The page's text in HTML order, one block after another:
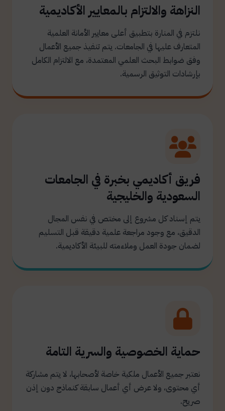
النزاهة والالتزام بالمعايير الأكاديمية
نلتزم في المنارة بتطبيق أعلى معايير الأمانة العلمية
المتعارف عليها في الجامعات. يتم تنفيذ جميع الأعمال
وفق ضوابط البحث العلمي المعتمدة، مع الالتزام الكامل
بإرشادات التوثيق الرسمية.
فريق أكاديمي بخبرة في الجامعات
السعودية والخليجية
يتم إسناد كل مشروع إلى مختص في نفس المجال
الدقيق، مع وجود مراجعة علمية دقيقة قبل التسليم
لضمان جودة العمل وملاءمته للبيئة الأكاديمية.
حماية الخصوصية والسرية التامة
نعتبر جميع الأعمال ملكية خاصة لأصحابها، لا يتم مشاركة
أي محتوى، ولا عرض أي أعمال سابقة كنماذج دون إذن
صريح.